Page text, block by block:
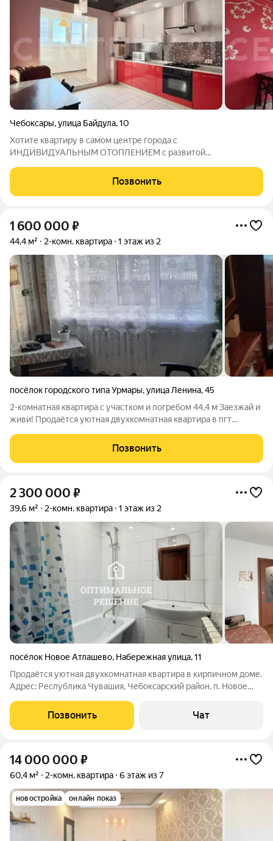
Чебоксары,улица Байдула,10
Хотите квартиру в самом центре города с
ИНДИВИДУАЛЬНЫМ ОТОПЛЕНИЕМ с развитой
повезло!!! ПРОДАЕТСЯ: Просторная 2- комнатная квартира в
центре города Чебоксар на 6 этаже 11 этажного кирпичного
Позвонить
1 600 000 ₽
44,4 м² 2-комн. квартира 1 этаж из 2
посёлок городского типа Урмары,улица Ленина,45
2-комнатная квартира с участком и погребом 44,4 м Заезжай и
живи! Продаётся уютная двухкомнатная квартира в пгт
Общая площадь 44,4 кв. м, расположена на первом этаже.
Комнаты
Позвонить
2 300 000 ₽
39,6 м² 2-комн. квартира 1 этаж из 2
посёлок Новое Атлашево, Набережная улица,11
Продаётся уютная двухкомнатная квартира в кирпичном доме.
Адрес: Республика Чувашия, Чебоксарский район, п. Новое
квартиры: - Общая площадь: 39.6 кв. м - Жилая площадь: 24.3
кв. м - Кухня: 5.7
Позвонить Чат
14 000 000 ₽
60,4 м² 2-комн. квартира 6 этаж из 7
новостройка онлайн показ